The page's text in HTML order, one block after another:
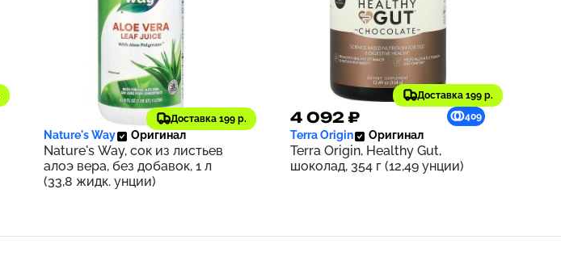
Доставка 199 р.
1 707 ₽ 171
Nature's Way Оригинал
Nature's Way, сок из листьев
алоэ вера, без добавок, 1 л
(33,8 жидк. унции)
Доставка 199 р.
4 092 ₽ 409
Terra Origin Оригинал
Terra Origin, Healthy Gut,
шоколад, 354 г (12,49 унции)